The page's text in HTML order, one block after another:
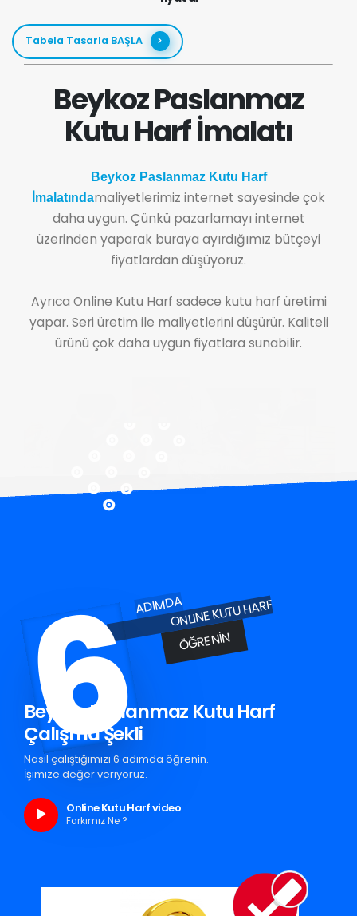
Tabela Tasarla BAŞLA
Beykoz Paslanmaz
Kutu Harf İmalatı
Beykoz Paslanmaz Kutu Harf
İmalatındamaliyetlerimiz internet sayesinde çok
daha uygun. Çünkü pazarlamayı internet
üzerinden yaparak buraya ayırdığımız bütçeyi
fiyatlardan düşüyoruz.
Ayrıca Online Kutu Harf sadece kutu harf üretimi
yapar. Seri üretim ile maliyetlerini düşürür. Kaliteli
ürünü çok daha uygun fiyatlara sunabilir.
6ADIMDAONLINE KUTU HARF
ÖĞRENIN
Beykoz Paslanmaz Kutu Harf
Çalışma Şekli
Nasıl çalıştığımızı 6 adımda öğrenin.
İşimize değer veriyoruz.
Online Kutu Harf video
Farkımız Ne ?